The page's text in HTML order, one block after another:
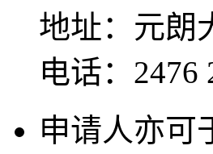
地址：元朗
电话：2476
申请人亦可